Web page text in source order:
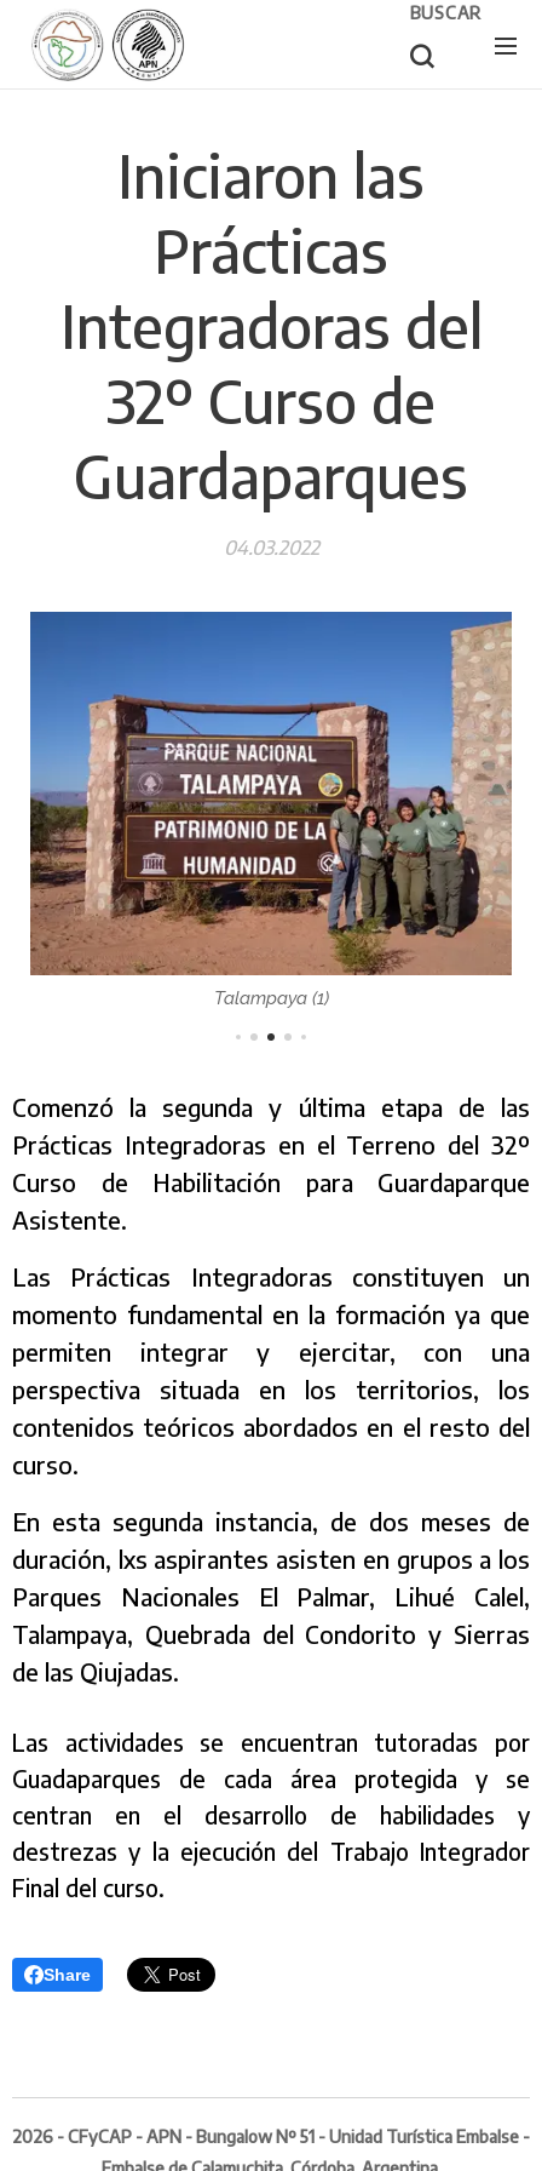
BUSCAR
Iniciaron las
Prácticas
Integradoras del
32º Curso de
Guardaparques
04.03.2022
Talampaya (1)
Comenzó la segunda y última etapa de las
Prácticas Integradoras en el Terreno del 32º
Curso de Habilitación para Guardaparque
Asistente.
Las Prácticas Integradoras constituyen un
momento fundamental en la formación ya que
permiten integrar y ejercitar, con una
perspectiva situada en los territorios, los
contenidos teóricos abordados en el resto del
curso.
En esta segunda instancia, de dos meses de
duración, lxs aspirantes asisten en grupos a los
Parques Nacionales El Palmar, Lihué Calel,
Talampaya, Quebrada del Condorito y Sierras
de las Qiujadas.
Las actividades se encuentran tutoradas por
Guadaparques de cada área protegida y se
centran en el desarrollo de habilidades y
destrezas y la ejecución del Trabajo Integrador
Final del curso.
Share
2026 - CFyCAP - APN - Bungalow Nº 51 - Unidad Turística Embalse -